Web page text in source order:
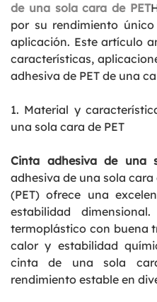
de una sola cara de PET
por su rendimiento
aplicación. Este artículo
características,
adhesiva de PET de una
1. Material y
una sola cara de PET
Cinta adhesiva de una
adhesiva de una sola
(PET) ofrece una
estabilidad
termoplástico con buena
calor y estabilidad
cinta de una sola
rendimiento estable en